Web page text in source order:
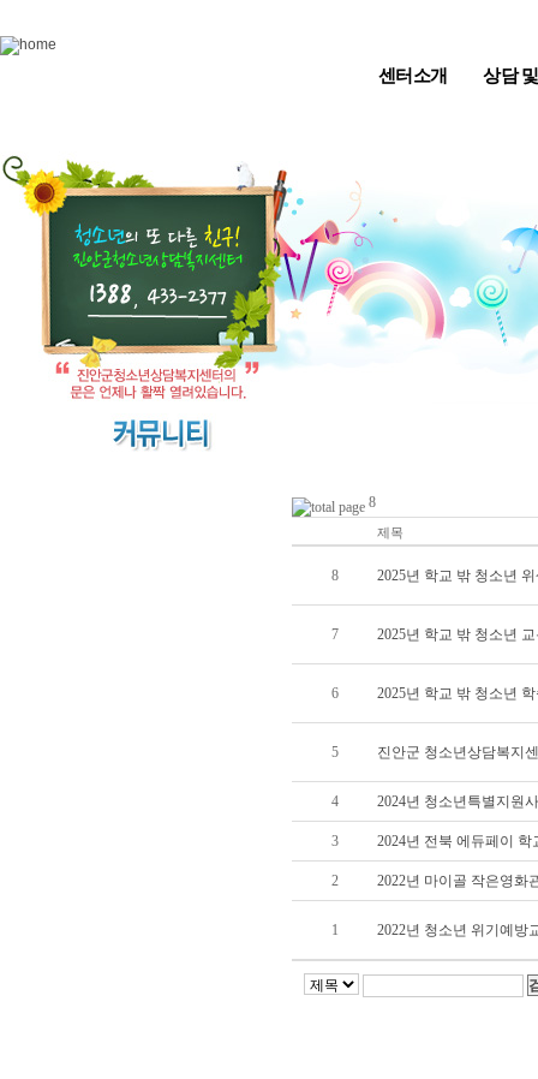
센터소개 상담
8
제목
8 2025년 학교 밖 청소년
7 2025년 학교 밖 청소년
6 2025년 학교 밖 청소년
5 진안군 청소년상담복지
4 2024년 청소년특별지원
3 2024년 전북 에듀페이
2 2022년 마이골 작은영화
1 2022년 청소년 위기예방